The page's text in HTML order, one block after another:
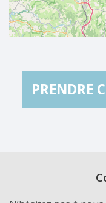
PRENDRE